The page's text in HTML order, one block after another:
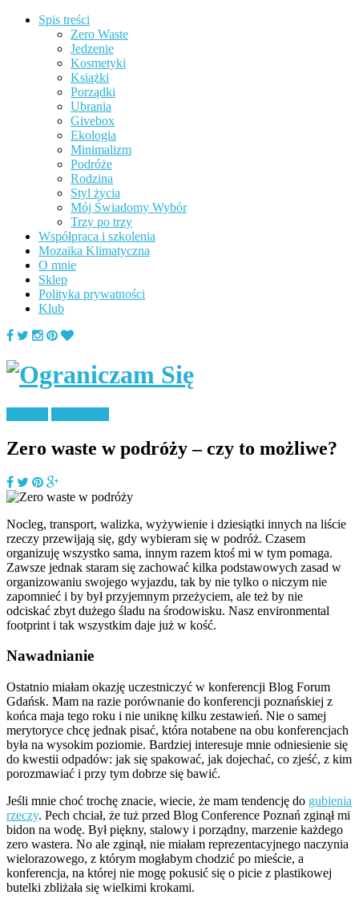
Spis treści
Zero Waste
Jedzenie
Kosmetyki
Książki
Porządki
Ubrania
Givebox
Ekologia
Minimalizm
Podróże
Rodzina
Styl życia
Mój Świadomy Wybór
Trzy po trzy
Współpraca i szkolenia
Mozaika Klimatyczna
O mnie
Sklep
Polityka prywatności
Klub
Zero waste w podróży – czy to możliwe?
Nocleg, transport, walizka, wyżywienie i dziesiątki innych na liście
rzeczy przewijają się, gdy wybieram się w podróż. Czasem
organizuję wszystko sama, innym razem ktoś mi w tym pomaga.
Zawsze jednak staram się zachować kilka podstawowych zasad w
organizowaniu swojego wyjazdu, tak by nie tylko o niczym nie
zapomnieć i by był przyjemnym przeżyciem, ale też by nie
odciskać zbyt dużego śladu na środowisku. Nasz environmental
footprint i tak wszystkim daje już w kość.
Nawadnianie
Ostatnio miałam okazję uczestniczyć w konferencji Blog Forum
Gdańsk. Mam na razie porównanie do konferencji poznańskiej z
końca maja tego roku i nie uniknę kilku zestawień. Nie o samej
merytoryce chcę jednak pisać, która notabene na obu konferencjach
była na wysokim poziomie. Bardziej interesuje mnie odniesienie się
do kwestii odpadów: jak się spakować, jak dojechać, co zjeść, z kim
porozmawiać i przy tym dobrze się bawić.
Jeśli mnie choć trochę znacie, wiecie, że mam tendencję do gubienia
rzeczy. Pech chciał, że tuż przed Blog Conference Poznań zginął mi
bidon na wodę. Był piękny, stalowy i porządny, marzenie każdego
zero wastera. No ale zginął, nie miałam reprezentacyjnego naczynia
wielorazowego, z którym mogłabym chodzić po mieście, a
konferencja, na której nie mogę pokusić się o picie z plastikowej
butelki zbliżała się wielkimi krokami.